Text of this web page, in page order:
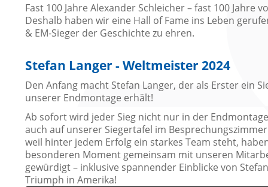
Fast 100 Jahre Alexander Schleicher – fast 100 Jahre
Deshalb haben wir eine Hall of Fame ins Leben
& EM-Sieger der Geschichte zu ehren.
Stefan Langer - Weltmeister 2024
Den Anfang macht Stefan Langer, der als Erster ein
unserer Endmontage erhält!
Ab sofort wird jeder Sieg nicht nur in der
auch auf unserer Siegertafel im
weil hinter jedem Erfolg ein starkes Team steht,
besonderen Moment gemeinsam mit unseren
gewürdigt – inklusive spannender Einblicke von
Triumph in Amerika!